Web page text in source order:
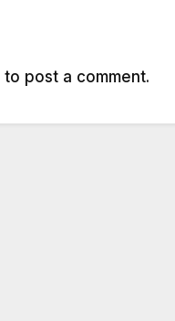
to post a comment.